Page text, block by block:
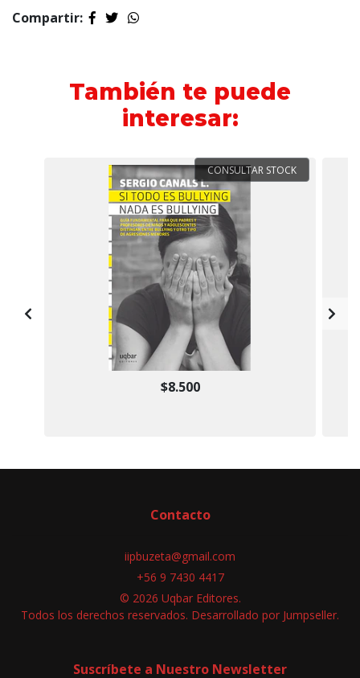
Compartir:
También te puede
interesar:
$8.500
CONSULTAR STOCK
Contacto
iipbuzeta@gmail.com
+56 9 7430 4417
© 2026 Uqbar Editores.
Todos los derechos reservados. Desarrollado por Jumpseller.
Suscríbete a Nuestro Newsletter